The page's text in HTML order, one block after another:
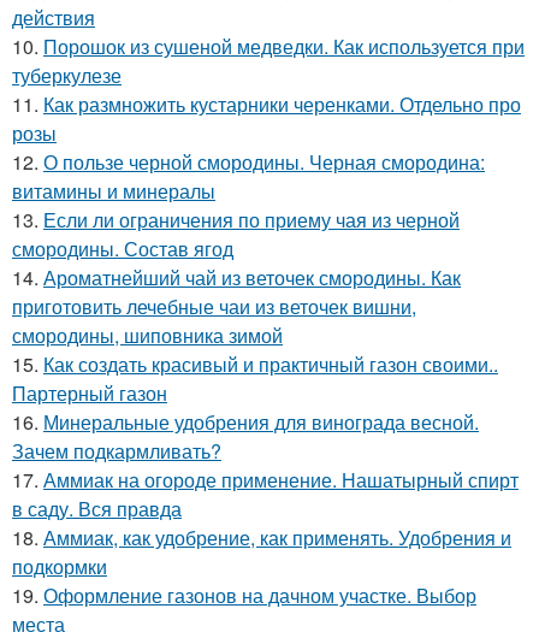
действия
10. Порошок из сушеной медведки. Как используется при
туберкулезе
11. Как размножить кустарники черенками. Отдельно про
розы
12. О пользе черной смородины. Черная смородина:
витамины и минералы
13. Если ли ограничения по приему чая из черной
смородины. Состав ягод
14. Ароматнейший чай из веточек смородины. Как
приготовить лечебные чаи из веточек вишни,
смородины, шиповника зимой
15. Как создать красивый и практичный газон своими..
Партерный газон
16. Минеральные удобрения для винограда весной.
Зачем подкармливать?
17. Аммиак на огороде применение. Нашатырный спирт
в саду. Вся правда
18. Аммиак, как удобрение, как применять. Удобрения и
подкормки
19. Оформление газонов на дачном участке. Выбор
места